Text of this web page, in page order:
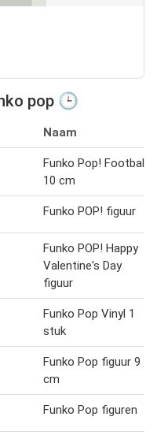
pop 🕒
Naam
Funko Pop! Football
10 cm
Funko POP! figuur
Funko POP! Happy
Valentine's Day
figuur
Funko Pop Vinyl 1
stuk
Funko Pop figuur 9
cm
Funko Pop figuren